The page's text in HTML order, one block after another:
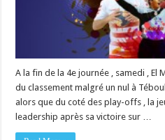
A la fin de la 4e journée , samedi , El
du classement malgré un nul à
alors que du coté des play-offs , la
leadership après sa victoire sur …